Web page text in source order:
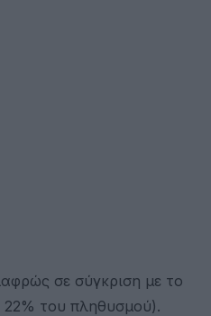
σε σύγκριση με το
22% του πληθυσμού).